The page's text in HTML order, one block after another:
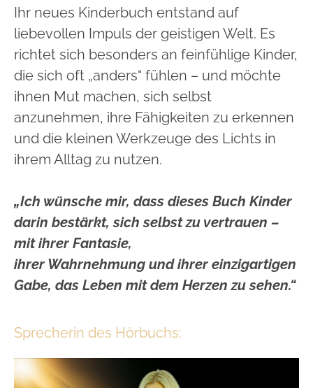
Ihr neues Kinderbuch entstand auf
liebevollen Impuls der geistigen Welt. Es
richtet sich besonders an feinfühlige Kinder,
die sich oft „anders“ fühlen – und möchte
ihnen Mut machen, sich selbst
anzunehmen, ihre Fähigkeiten zu erkennen
und die kleinen Werkzeuge des Lichts in
ihrem Alltag zu nutzen.
„Ich wünsche mir, dass dieses Buch Kinder
darin bestärkt, sich selbst zu vertrauen –
mit ihrer Fantasie,
ihrer Wahrnehmung und ihrer einzigartigen
Gabe, das Leben mit dem Herzen zu sehen.“
Sprecherin des Hörbuchs: